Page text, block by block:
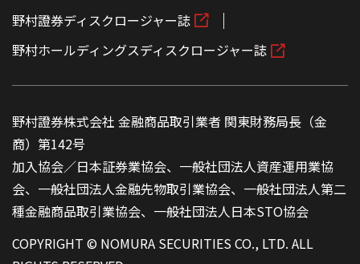
野村證券ディスクロージャー誌
野村ホールディングスディスクロージャー誌
野村證券株式会社 金融商品取引業者 関東財務局長（金
商）第142号
加入協会／日本証券業協会、一般社団法人資産運用業協
会、一般社団法人金融先物取引業協会、一般社団法人第二
種金融商品取引業協会、一般社団法人日本STO協会
COPYRIGHT © NOMURA SECURITIES CO., LTD. ALL